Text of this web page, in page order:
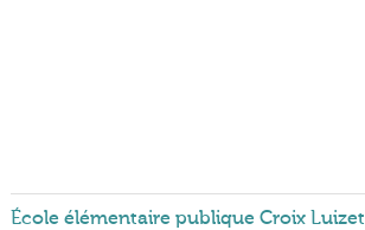
École élémentaire publique Croix Luizet